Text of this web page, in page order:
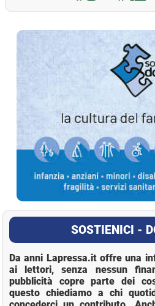
La Pressa
SOSTIENICI -
Da anni Lapressa.it offre una
ai lettori, senza nessun
pubblicità copre parte dei
questo chiediamo a chi